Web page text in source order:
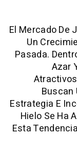
El